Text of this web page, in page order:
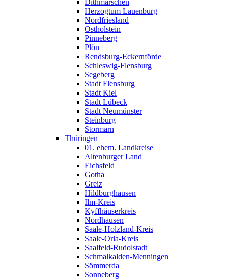
Dithmarschen
Herzogtum Lauenburg
Nordfriesland
Ostholstein
Pinneberg
Plön
Rendsburg-Eckernförde
Schleswig-Flensburg
Segeberg
Stadt Flensburg
Stadt Kiel
Stadt Lübeck
Stadt Neumünster
Steinburg
Stormarn
Thüringen
01. ehem. Landkreise
Altenburger Land
Eichsfeld
Gotha
Greiz
Hildburghausen
Ilm-Kreis
Kyffhäuserkreis
Nordhausen
Saale-Holzland-Kreis
Saale-Orla-Kreis
Saalfeld-Rudolstadt
Schmalkalden-Menningen
Sömmerda
Sonneberg